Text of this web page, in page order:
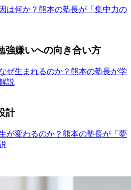
は何か？熊本の塾長が「集中力の
嫌いへの向き合い方
ぜ生まれるのか？熊本の塾長が学
説
計
が変わるのか？熊本の塾長が「夢